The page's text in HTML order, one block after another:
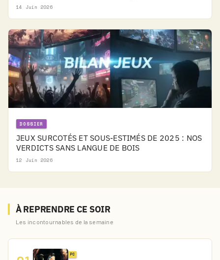
14 Juin 2026
DOSSIER
JEUX SURCOTÉS ET SOUS-ESTIMÉS DE 2025 : NOS
VERDICTS SANS LANGUE DE BOIS
12 Juin 2026
À REPRENDRE CE SOIR
Les incontournables de la semaine
PC